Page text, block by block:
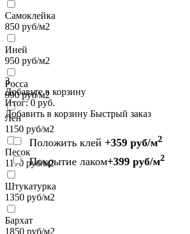
Самоклейка
850 руб/м2
Иней
950 руб/м2
Росса
990руб/м2
Лен
1150 руб/м2
Песок
1170 руб/м2
Штукатурка
1350 руб/м2
Бархат
1850 руб/м2
3
Добавьте в корзину
Итог:0 руб.
Добавить в корзину Быстрый заказ
Положить клей +359 руб/м2
Покрытие лаком+399 руб/м2